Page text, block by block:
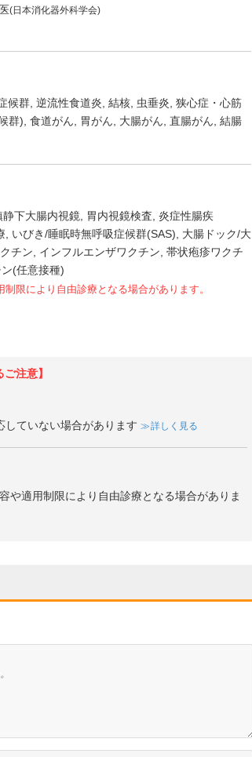
(日本消化器外科学会)
候群 逆流性食道炎 結核 虫垂炎 狭心症・心筋
群) 食道がん 胃がん 大腸がん 直腸がん 結腸
静下大腸内視鏡 胃内視鏡検査 炎症性腸疾
いびき/睡眠時無呼吸症候群(SAS)
大腸ドック/大
チン インフルエンザワクチン 帯状疱疹ワクチ
(任意接種)
限により自由診療となる場合があります。
注意】
していない場合があります 詳しく見る
や適用制限により自由診療となる場合がありま